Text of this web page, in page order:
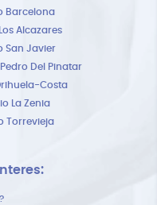
Barcelona
Alcazares
San Javier
Del Pinatar
Costa
La Zenia
Torrevieja